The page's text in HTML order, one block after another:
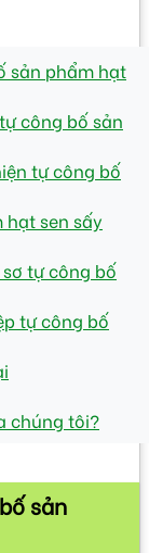
sản phẩm hạt
công bố sản
tự công bố
hạt sen sấy
tự công bố
tự công bố
chúng tôi?
sản